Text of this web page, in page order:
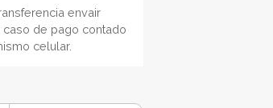
envair
caso de pago contado
celular.